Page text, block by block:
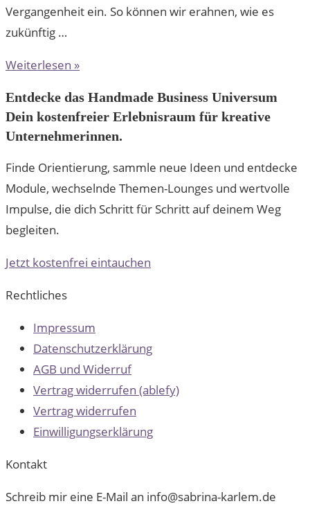
Vergangenheit ein. So können wir erahnen, wie es
zukünftig …
Weiterlesen »
Entdecke das Handmade Business Universum
Dein kostenfreier Erlebnisraum für kreative
Unternehmerinnen.
Finde Orientierung, sammle neue Ideen und entdecke
Module, wechselnde Themen-Lounges und wertvolle
Impulse, die dich Schritt für Schritt auf deinem Weg
begleiten.
Jetzt kostenfrei eintauchen
Rechtliches
Impressum
Datenschutzerklärung
AGB und Widerruf
Vertrag widerrufen (ablefy)
Vertrag widerrufen
Einwilligungserklärung
Kontakt
Schreib mir eine E-Mail an info@sabrina-karlem.de